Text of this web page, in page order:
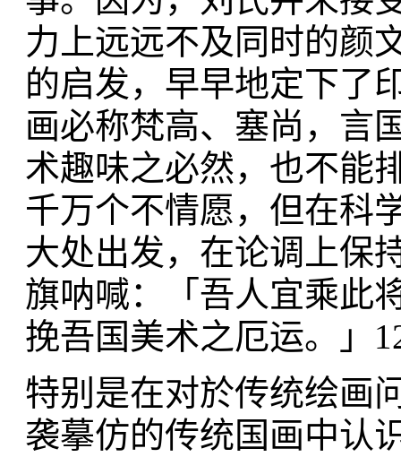
力上远远不及同时的颜
的启发，早早地定下了
画必称梵高、塞尚，言
术趣味之必然，也不能
千万个不情愿，但在科
大处出发，在论调上保
旗呐喊：「吾人宜乘此
挽吾国美术之厄运。」
特别是在对於传统绘画
袭摹仿的传统国画中认